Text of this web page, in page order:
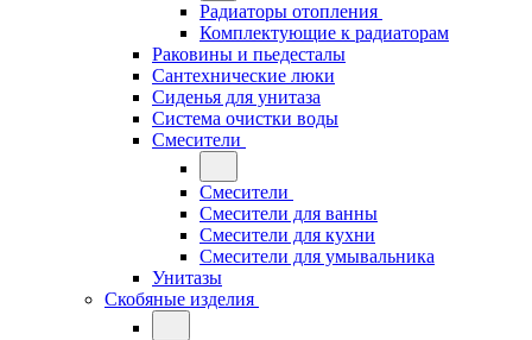
Радиаторы отопления
Комплектующие к радиаторам
Раковины и пьедесталы
Сантехнические люки
Сиденья для унитаза
Система очистки воды
Смесители
Смесители
Смесители для ванны
Смесители для кухни
Смесители для умывальника
Унитазы
Скобяные изделия